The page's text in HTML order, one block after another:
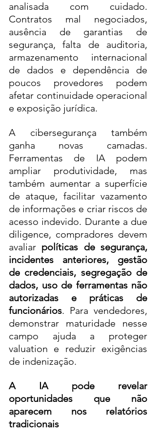
analisada com cuidado.
Contratos mal negociados,
ausência de garantias de
segurança, falta de auditoria,
armazenamento internacional
de dados e dependência de
poucos provedores podem
afetar continuidade operacional
e exposição jurídica.
A cibersegurança também
ganha novas camadas.
Ferramentas de IA podem
ampliar produtividade, mas
também aumentar a superfície
de ataque, facilitar vazamento
de informações e criar riscos de
acesso indevido. Durante a due
diligence, compradores devem
avaliar políticas de segurança,
incidentes anteriores, gestão
de credenciais, segregação de
dados, uso de ferramentas não
autorizadas e práticas de
funcionários. Para vendedores,
demonstrar maturidade nesse
campo ajuda a proteger
valuation e reduzir exigências
de indenização.
A IA pode revelar
oportunidades que não
aparecem nos relatórios
tradicionais